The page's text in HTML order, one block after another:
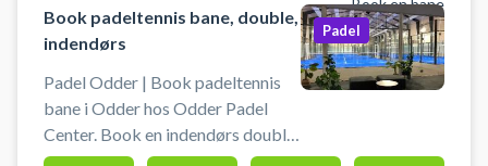
Book en bane
Book padeltennis bane, double,
indendørs
Padel Odder | Book padeltennis
bane i Odder hos Odder Padel
Center. Book en indendørs double
padeltennis bane (doublebane, til
Padel